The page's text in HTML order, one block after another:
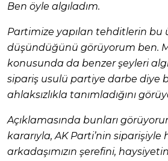
Ben öyle algıladım.
Partimize yapılan tehditlerin bu
düşündüğünü görüyorum ben.
konusunda da benzer şeyleri
sipariş usulü partiye darbe diye
ahlaksızlıkla tanımladığını
Açıklamasında bunları
kararıyla, AK Parti’nin siparişiyle
arkadaşımızın şerefini,